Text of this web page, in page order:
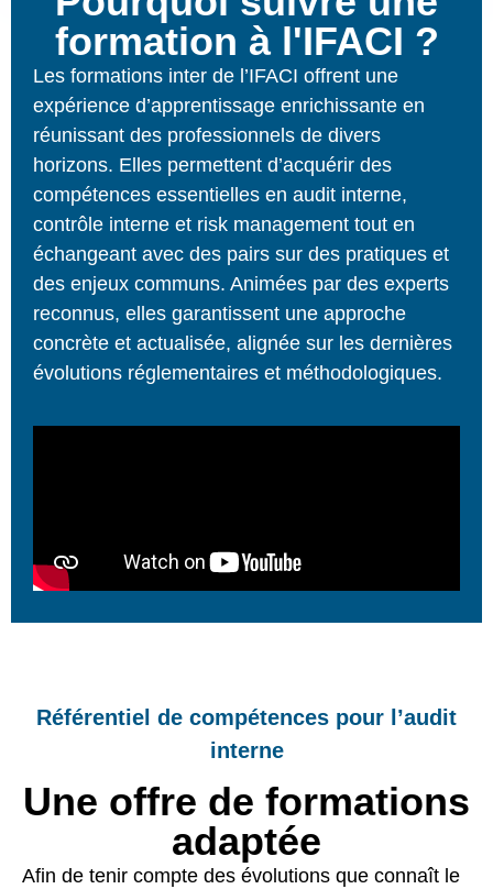
formation à l'IFACI ?
Les formations inter de l’IFACI offrent une
expérience d’apprentissage enrichissante en
réunissant des professionnels de divers
horizons. Elles permettent d’acquérir des
compétences essentielles en audit interne,
contrôle interne et risk management tout en
échangeant avec des pairs sur des pratiques et
des enjeux communs. Animées par des experts
reconnus, elles garantissent une approche
concrète et actualisée, alignée sur les dernières
évolutions réglementaires et méthodologiques.
Référentiel de compétences pour l’audit
interne
Une offre de formations
adaptée
Afin de tenir compte des évolutions que connaît le